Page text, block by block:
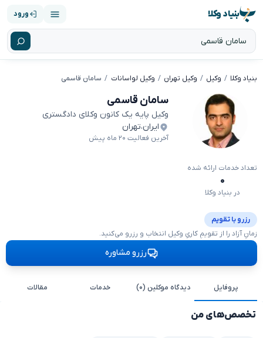
بنیاد وکلا ورود
بنیاد وکلا وکیل وکیل تهران وکیل لواسانات سامان قاسمی
سامان قاسمی
وکیل پایه یک کانون وکلای دادگستری
ایران،تهران
آخرین فعالیت ۲۰ ماه پیش
تعداد خدمات ارائه شده
۰
در بنیاد وکلا
رزرو با تقویم
زمانِ آزاد را از تقویمِ کاریِ وکیل انتخاب و رزرو می‌کنید.
رزرو مشاوره
پروفایل دیدگاه موکلین (۰) خدمات مقالات
تخصص‌های من